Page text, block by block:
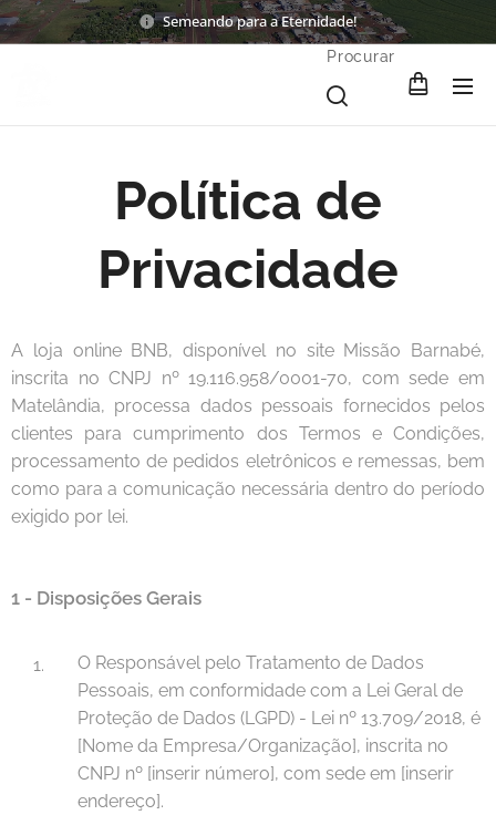
Semeando para a Eternidade!
Procurar
Política de
Privacidade
A loja online BNB, disponível no site Missão Barnabé,
inscrita no CNPJ nº 19.116.958/0001-70, com sede em
Matelândia, processa dados pessoais fornecidos pelos
clientes para cumprimento dos Termos e Condições,
processamento de pedidos eletrônicos e remessas, bem
como para a comunicação necessária dentro do período
exigido por lei.
1 - Disposições Gerais
O Responsável pelo Tratamento de Dados
Pessoais, em conformidade com a Lei Geral de
Proteção de Dados (LGPD) - Lei nº 13.709/2018, é
[Nome da Empresa/Organização], inscrita no
CNPJ nº [inserir número], com sede em [inserir
endereço].